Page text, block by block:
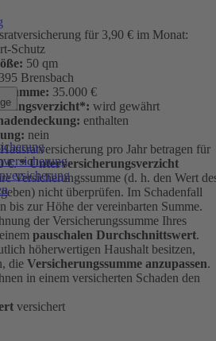
für 3,90 € im Monat:
Schutz
50 qm
Brensbach
35.000 €
wird gewährt
enthalten
nein
pro Jahr betragen für
€.* Unterversicherungsverzicht
Versicherungssumme (d. h. den Wert
nicht überprüfen. Im Schadenfall
bis zur Höhe der vereinbarten Summe.
der Versicherungssumme Ihres
pauschalen Durchschnittswert.
höherwertigen Haushalt besitzen,
die Versicherungssumme anzupassen.
in einem versicherten Schaden den
versichert